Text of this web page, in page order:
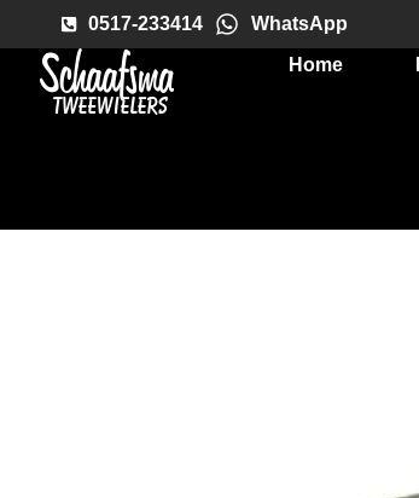
0517-233414
WhatsApp
Home